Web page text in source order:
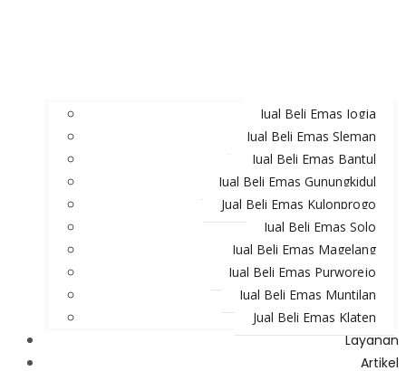
Jual Beli Emas Jogja
Jual Beli Emas Sleman
Jual Beli Emas Bantul
Jual Beli Emas Gunungkidul
Jual Beli Emas Kulonprogo
Jual Beli Emas Solo
Jual Beli Emas Magelang
Jual Beli Emas Purworejo
Jual Beli Emas Muntilan
Jual Beli Emas Klaten
Layanan
Artikel